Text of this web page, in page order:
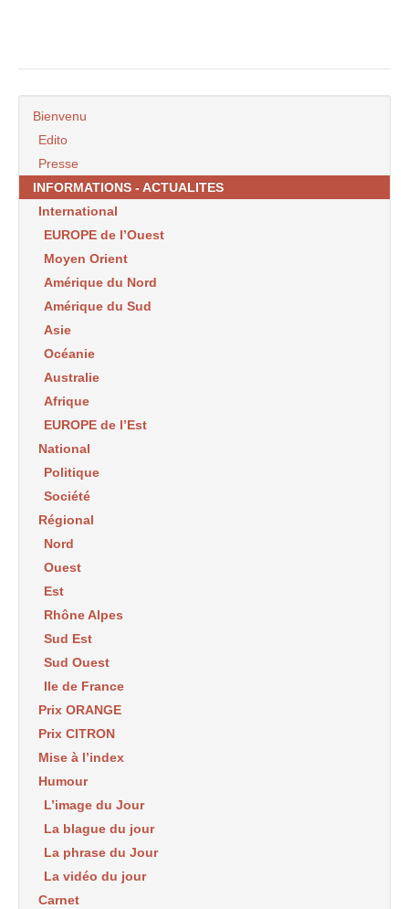
Bienvenu
Edito
Presse
INFORMATIONS - ACTUALITES
International
EUROPE de l’Ouest
Moyen Orient
Amérique du Nord
Amérique du Sud
Asie
Océanie
Australie
Afrique
EUROPE de l’Est
National
Politique
Société
Régional
Nord
Ouest
Est
Rhône Alpes
Sud Est
Sud Ouest
Ile de France
Prix ORANGE
Prix CITRON
Mise à l’index
Humour
L’image du Jour
La blague du jour
La phrase du Jour
La vidéo du jour
Carnet